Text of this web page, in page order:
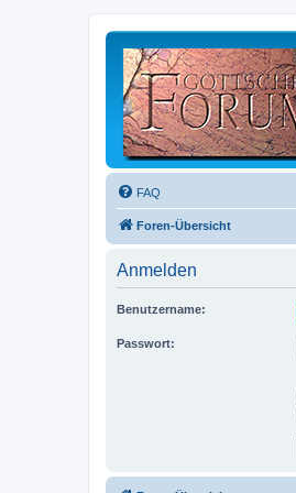
FAQ
Foren-Übersicht
Anmelden
Benutzername:
Passwort: